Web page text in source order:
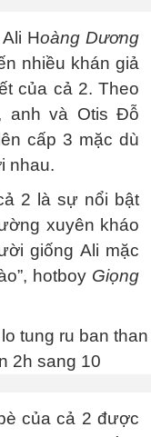
Hoàng Dương
nhiều khán giả
của cả 2. Theo
anh và Otis Đỗ
cấp 3 mặc dù
nhau.
2 là sự nổi bật
xuyên kháo
giống Ali mặc
hotboyGiọng
của cả 2 được